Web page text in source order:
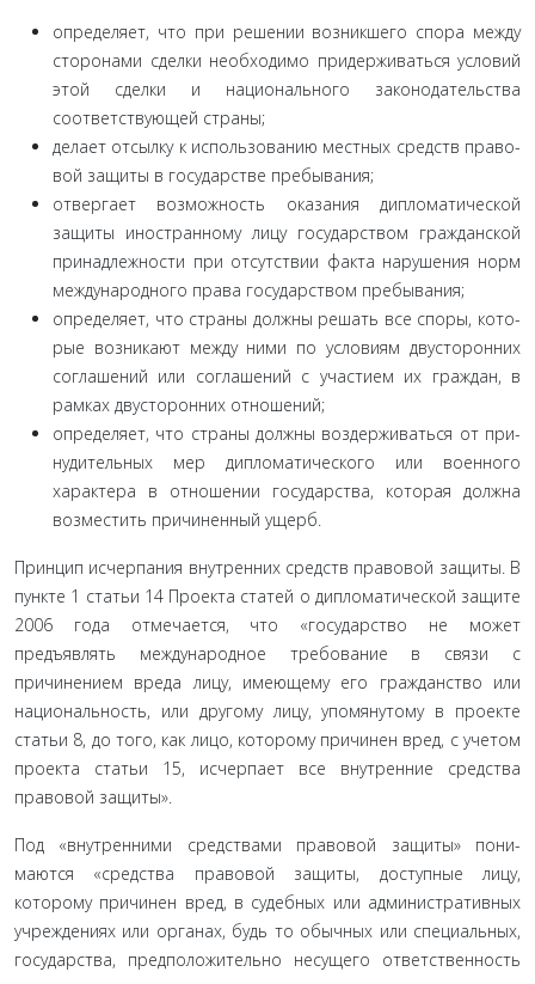
определяет, что при решении возникшего спора между
сторонами сделки необходимо придерживаться условий
этой сделки и национального законодательства
соответствующей страны;
делает отсылку к использованию местных средств право­
вой защиты в государстве пребывания;
отвергает возможность оказания дипломатической
защи­ты иностранному лицу государством гражданской
принадлеж­ности при отсутствии факта нарушения норм
международного права государством пребывания;
определяет, что страны должны решать все споры, кото­
рые возникают между ними по условиям двусторонних
соглаше­ний или соглашений с участием их граждан, в
рамках двусторон­них отношений;
определяет, что страны должны воздерживаться от при­
нудительных мер дипломатического или военного
характера в отношении государства, которая должна
возместить причинен­ный ущерб.
Принцип исчерпания внутренних средств правовой защи­ты. В
пункте 1 статьи 14 Проекта статей о дипломатической защи­те
2006 года отмечается, что «государство не может
предъявлять международное требование в связи с
причинением вреда лицу, имеющему его гражданство или
национальность, или другому лицу, упомянутому в проекте
статьи 8, до того, как лицо, кото­рому причинен вред, с учетом
проекта статьи 15, исчерпает все внутренние средства
правовой защиты».
Под «внутренними средствами правовой защиты» пони­
маются «средства правовой защиты, доступные лицу,
которому причинен вред, в судебных или административных
учреждени­ях или органах, будь то обычных или специальных,
государства, предположительно несущего ответственность